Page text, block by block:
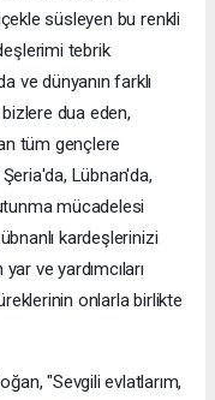
süsleyen bu renkli
tebrik
ve dünyanın farklı
dua eden,
tüm gençlere
Lübnan'da,
mücadelesi
kardeşlerinizi
ve yardımcıları
onlarla birlikte
"Sevgili evlatlarım,